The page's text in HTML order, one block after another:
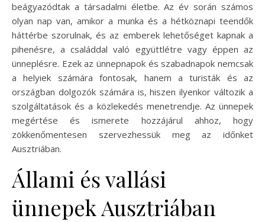
beágyazódtak a társadalmi életbe. Az év során számos
olyan nap van, amikor a munka és a hétköznapi teendők
háttérbe szorulnak, és az emberek lehetőséget kapnak a
pihenésre, a családdal való együttlétre vagy éppen az
ünneplésre. Ezek az ünnepnapok és szabadnapok nemcsak
a helyiek számára fontosak, hanem a turisták és az
országban dolgozók számára is, hiszen ilyenkor változik a
szolgáltatások és a közlekedés menetrendje. Az ünnepek
megértése és ismerete hozzájárul ahhoz, hogy
zökkenőmentesen szervezhessük meg az időnket
Ausztriában.
Állami és vallási
ünnepek Ausztriában